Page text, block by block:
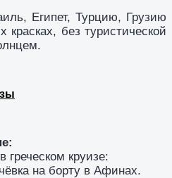
Египет, Турцию, Грузию
без туристической
греческом круизе:
на борту в Афинах.